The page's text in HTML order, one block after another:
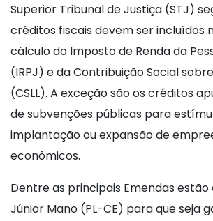
Superior Tribunal de Justiça (STJ)
créditos fiscais devem ser incluídos
cálculo do Imposto de Renda da
(IRPJ) e da Contribuição Social
(CSLL). A exceção são os créditos
de subvenções públicas para
implantação ou expansão de
econômicos.
Dentre as principais Emendas
Júnior Mano (PL-CE) para que seja